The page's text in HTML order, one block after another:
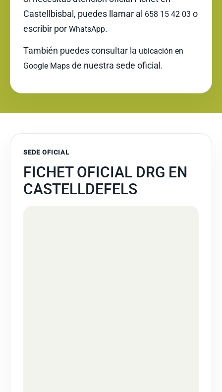
Castellbisbal, puedes llamar al 658 15 42 03 o
escribir por WhatsApp.
También puedes consultar la ubicación en
Google Maps de nuestra sede oficial.
SEDE OFICIAL
FICHET OFICIAL DRG EN
CASTELLDEFELS